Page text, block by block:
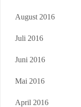
August 2016
Juli 2016
Juni 2016
Mai 2016
April 2016